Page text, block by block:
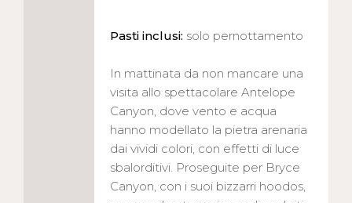
Pasti inclusi: solo pernottamento
In mattinata da non mancare una
visita allo spettacolare Antelope
Canyon, dove vento e acqua
hanno modellato la pietra arenaria
dai vividi colori, con effetti di luce
sbalorditivi. Proseguite per Bryce
Canyon, con i suoi bizzarri hoodos,